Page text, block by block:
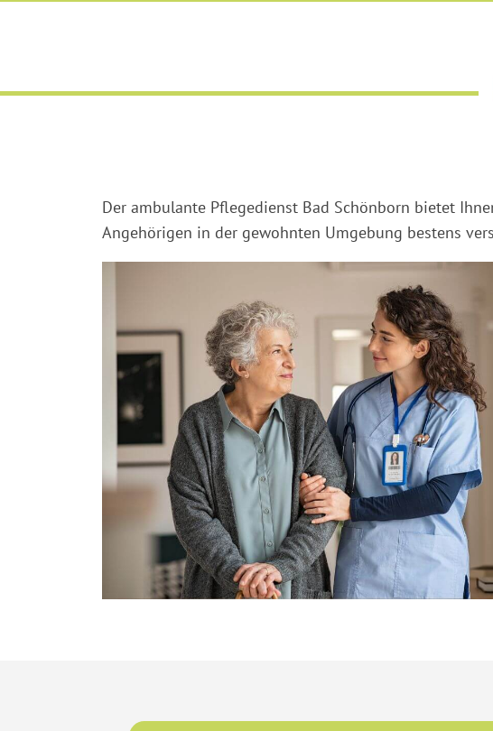
Der ambulante Pflegedienst Bad Schönborn bietet
Angehörigen in der gewohnten Umgebung bestens